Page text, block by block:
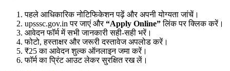
पहले आधिकारिक नोटिफिकेशन पढ़ें और अपनी योग्यता जांचें।
upsssc.gov.in पर जाएं और“Apply Online”लिंक पर क्लिक करें।
आवेदन फॉर्म में सभी जानकारी सही-सही भरें।
फोटो, हस्ताक्षर और जरूरी दस्तावेज अपलोड करें।
₹25 का आवेदन शुल्क ऑनलाइन जमा करें।
फॉर्म का प्रिंट आउट लेकर सुरक्षित रख लें।